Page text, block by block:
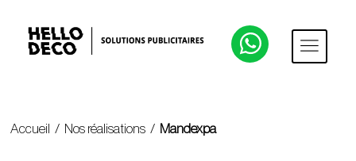
Accueil / Nos réalisations / Mandexpa